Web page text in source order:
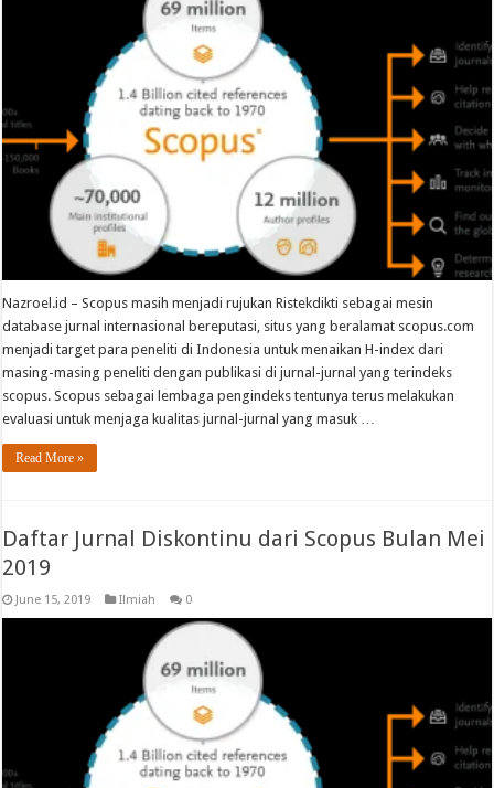
Nazroel.id – Scopus masih menjadi rujukan Ristekdikti sebagai mesin
database jurnal internasional bereputasi, situs yang beralamat scopus.com
menjadi target para peneliti di Indonesia untuk menaikan H-index dari
masing-masing peneliti dengan publikasi di jurnal-jurnal yang terindeks
scopus. Scopus sebagai lembaga pengindeks tentunya terus melakukan
evaluasi untuk menjaga kualitas jurnal-jurnal yang masuk …
Read More »
Daftar Jurnal Diskontinu dari Scopus Bulan Mei
2019
June 15, 2019 Ilmiah 0